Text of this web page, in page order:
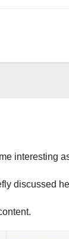
interesting
discussed